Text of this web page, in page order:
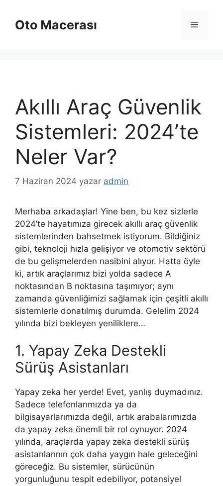
Oto Macerası Menü
Akıllı Araç Güvenlik
Sistemleri: 2024’te
Neler Var?
7 Haziran 2024 yazar admin
Merhaba arkadaşlar! Yine ben, bu kez sizlerle
2024’te hayatımıza girecek akıllı araç güvenlik
sistemlerinden bahsetmek istiyorum. Bildiğiniz
gibi, teknoloji hızla gelişiyor ve otomotiv sektörü
de bu gelişmelerden nasibini alıyor. Hatta öyle
ki, artık araçlarımız bizi yolda sadece A
noktasından B noktasına taşımıyor; aynı
zamanda güvenliğimizi sağlamak için çeşitli akıllı
sistemlerle donatılmış durumda. Gelelim 2024
yılında bizi bekleyen yeniliklere…
1. Yapay Zeka Destekli
Sürüş Asistanları
Yapay zeka her yerde! Evet, yanlış duymadınız.
Sadece telefonlarımızda ya da
bilgisayarlarımızda değil, artık arabalarımızda
da yapay zeka önemli bir rol oynuyor. 2024
yılında, araçlarda yapay zeka destekli sürüş
asistanlarının çok daha yaygın hale geleceğini
göreceğiz. Bu sistemler, sürücünün
yorgunluğunu tespit edebiliyor, potansiyel